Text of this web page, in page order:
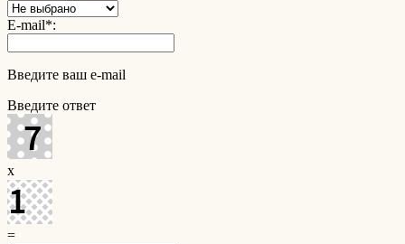
E-mail*:
Введите ваш e-mail
Введите ответ
x
=